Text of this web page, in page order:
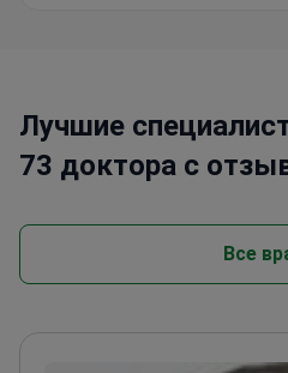
Лучшие
73 доктора с
Все